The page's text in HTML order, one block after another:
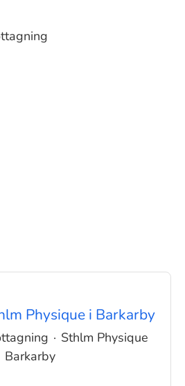
Physique i Barkarby
· Sthlm Physique
Barkarby